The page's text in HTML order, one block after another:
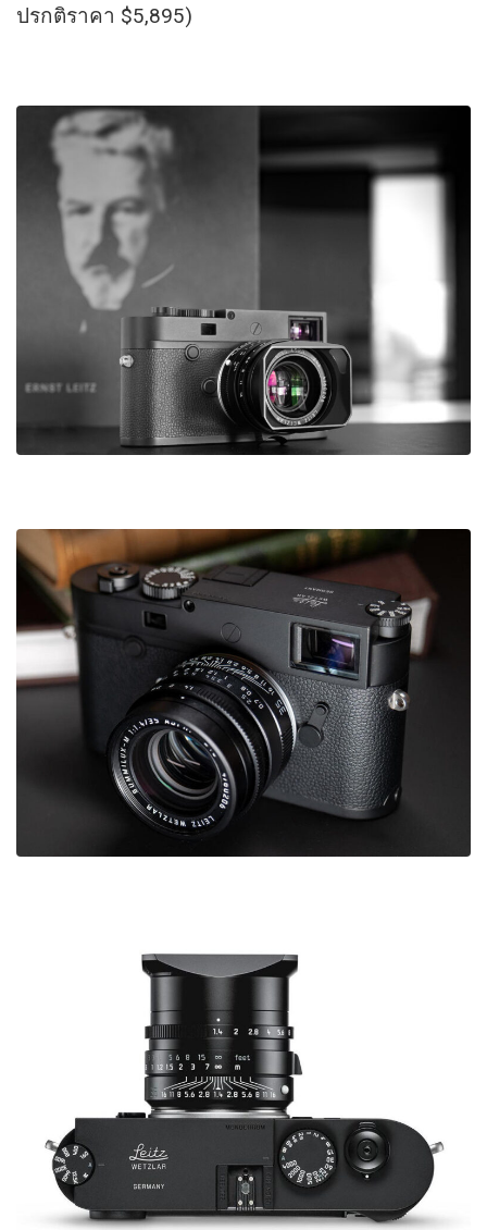
ปรกติราคา $5,895)​